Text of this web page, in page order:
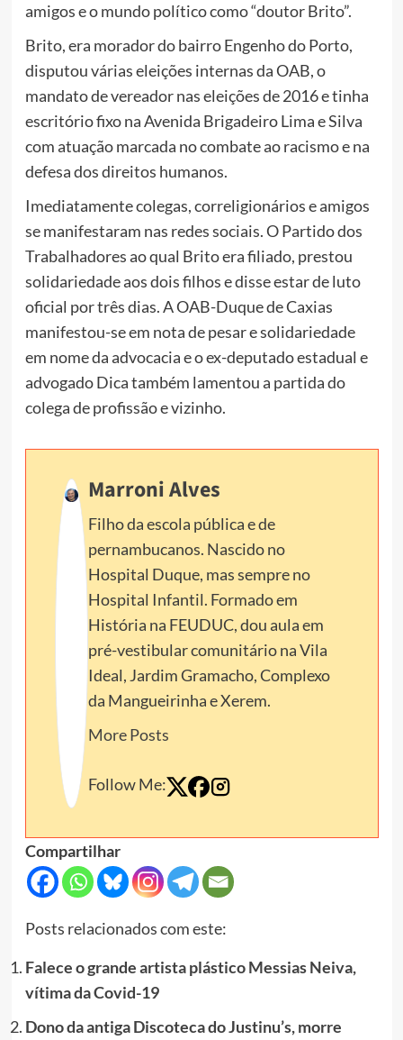
amigos e o mundo político como “doutor Brito”.
Brito, era morador do bairro Engenho do Porto,
disputou várias eleições internas da OAB, o
mandato de vereador nas eleições de 2016 e tinha
escritório fixo na Avenida Brigadeiro Lima e Silva
com atuação marcada no combate ao racismo e na
defesa dos direitos humanos.
Imediatamente colegas, correligionários e amigos
se manifestaram nas redes sociais. O Partido dos
Trabalhadores ao qual Brito era filiado, prestou
solidariedade aos dois filhos e disse estar de luto
oficial por três dias. A OAB-Duque de Caxias
manifestou-se em nota de pesar e solidariedade
em nome da advocacia e o ex-deputado estadual e
advogado Dica também lamentou a partida do
colega de profissão e vizinho.
Marroni Alves
Filho da escola pública e de
pernambucanos. Nascido no
Hospital Duque, mas sempre no
Hospital Infantil. Formado em
História na FEUDUC, dou aula em
pré-vestibular comunitário na Vila
Ideal, Jardim Gramacho, Complexo
da Mangueirinha e Xerem.
More Posts
Follow Me:
Compartilhar
Posts relacionados com este:
Falece o grande artista plástico Messias Neiva,
vítima da Covid-19
Dono da antiga Discoteca do Justinu’s, morre